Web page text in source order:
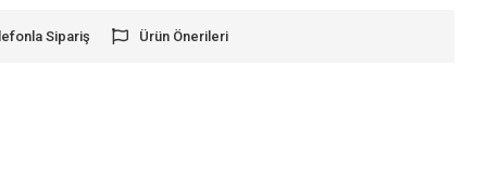
Sipariş Ürün Önerileri